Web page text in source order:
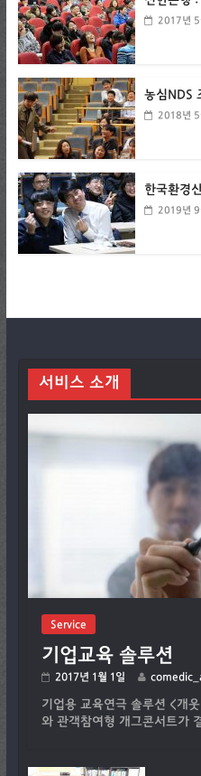
2017년 5
농심NDS
2018년 5
한국환경
2019년 9
서비스 소개
Service
기업교육 솔루션
2017년 1월 1일
기업용 교육연극 솔루션 <개
와 관객참여형 개그콘서트가